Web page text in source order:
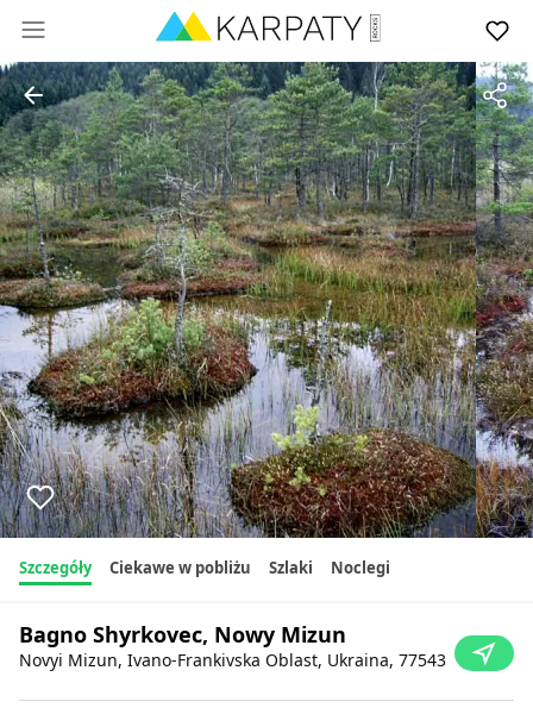
Szczegóły Ciekawe w pobliżu Szlaki Noclegi
Bagno Shyrkovec, Nowy Mizun
Novyi Mizun, Ivano-Frankivska Oblast, Ukraina, 77543